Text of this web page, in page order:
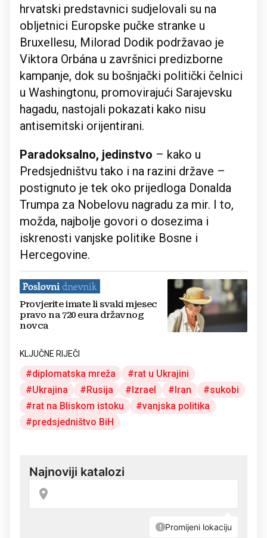
hrvatski predstavnici sudjelovali su na
obljetnici Europske pučke stranke u
Bruxellesu, Milorad Dodik podržavao je
Viktora Orbána u završnici predizborne
kampanje, dok su bošnjački politički čelnici
u Washingtonu, promovirajući Sarajevsku
hagadu, nastojali pokazati kako nisu
antisemitski orijentirani.
Paradoksalno, jedinstvo – kako u
Predsjedništvu tako i na razini države –
postignuto je tek oko prijedloga Donalda
Trumpa za Nobelovu nagradu za mir. I to,
možda, najbolje govori o dosezima i
iskrenosti vanjske politike Bosne i
Hercegovine.
Provjerite imate li svaki mjesec
pravo na 720 eura državnog
novca
KLJUČNE RIJEČI
diplomatska mreža
rat u Ukrajini
Ukrajina
Rusija Izrael Iran
sukobi
rat na Bliskom istoku
vanjska politika
predsjedništvo BiH